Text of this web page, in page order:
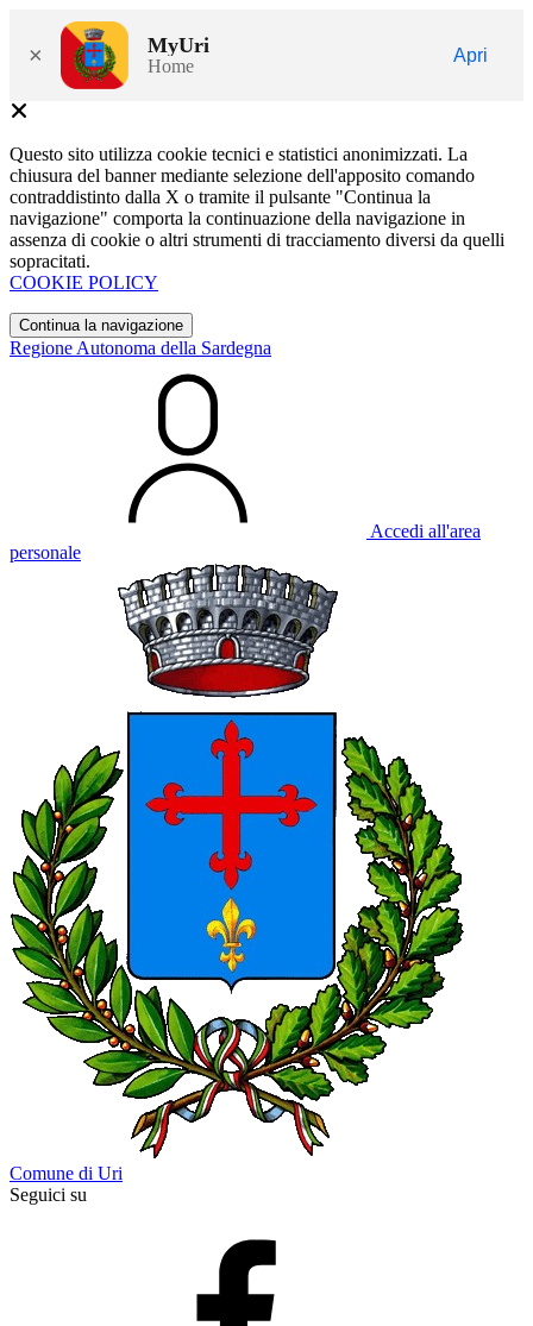
× MyUri
Home
Apri
Questo sito utilizza cookie tecnici e statistici anonimizzati. La
chiusura del banner mediante selezione dell'apposito comando
contraddistinto dalla X o tramite il pulsante "Continua la
navigazione" comporta la continuazione della navigazione in
assenza di cookie o altri strumenti di tracciamento diversi da quelli
sopracitati.
COOKIE POLICY
Continua la navigazione
Regione Autonoma della Sardegna
Accedi all'area
personale
Comune di Uri
Seguici su